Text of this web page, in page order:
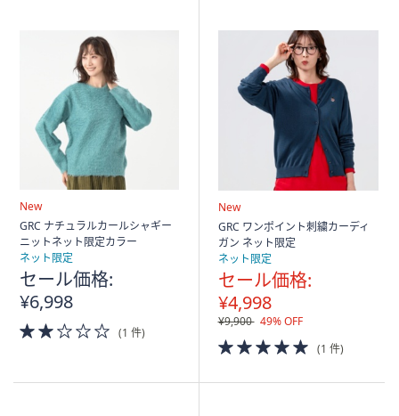
New
GRC ナチュラルカールシャギー
ニットネット限定カラー
ネット限定
セール価格:
¥6,998
2.0
of
(1 件)
New
GRC ワンポイント刺繍カーディ
ガン ネット限定
ネット限定
セール価格:
¥4,998
¥9,900 49% OFF
5.0
of
(1 件)